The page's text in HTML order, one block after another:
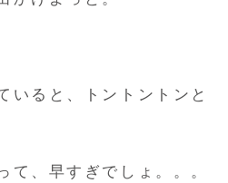
いると、トントントンと
、早すぎでしょ。。。